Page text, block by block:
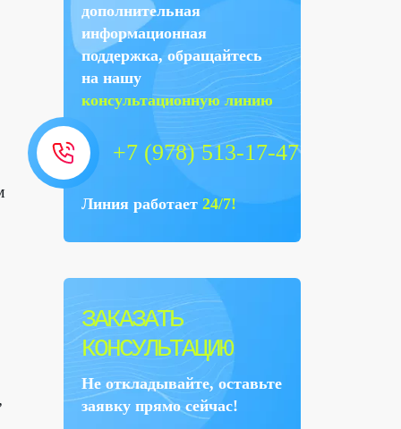
дополнительная
информационная
поддержка, обращайтесь
на нашу
консультационную линию
+7 (978) 513-17-47
Линия работает 24/7!
ЗАКАЗАТЬ
КОНСУЛЬТАЦИЮ
Не откладывайте, оставьте
заявку прямо сейчас!